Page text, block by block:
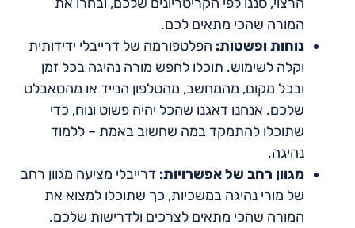
המורה שהכי מתאים לכם.
נוחות ופשטות: הפלטפורמה של דרייבלי ידידותית
וקלה לשימוש. תוכלו לחפש מורה נהיגה בכל זמן
ובכל מקום, מהמחשב, מהטלפון הנייד או מהטאבלט
שלכם. אנחנו דאגנו שהכל יהיה פשוט ונוח, כדי
שתוכלו להתמקד במה שחשוב באמת – ללמוד
נהיגה.
מגוון רחב של אפשרויות: דרייבלי מציעה מגוון רחב
של מורי נהיגה במשכיות, כך שתוכלו למצוא את
המורה שהכי מתאים לצרכים ולדרישות שלכם.